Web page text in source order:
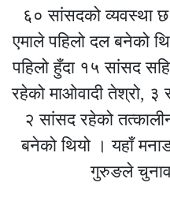
६० सांसदको व्यवस्था छ
एमाले पहिलो दल बनेको
पहिलो हुँदा १५ सांसद
रहेको माओवादी तेश्रो, ३
२ सांसद रहेको
बनेको थियो । यहाँ
गुरुङले